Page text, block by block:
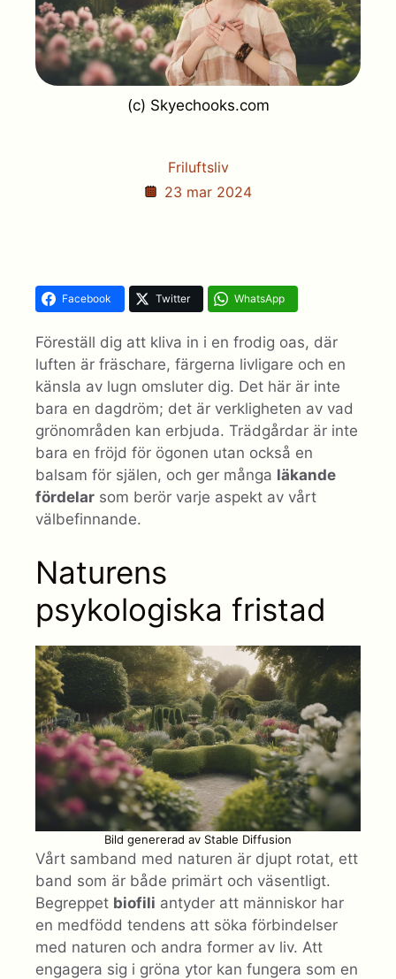
(c) Skyechooks.com
Friluftsliv
23 mar 2024
Facebook Twitter WhatsApp
Föreställ dig att kliva in i en frodig oas, där
luften är fräschare, färgerna livligare och en
känsla av lugn omsluter dig. Det här är inte
bara en dagdröm; det är verkligheten av vad
grönområden kan erbjuda. Trädgårdar är inte
bara en fröjd för ögonen utan också en
balsam för själen, och ger många läkande
fördelar som berör varje aspekt av vårt
välbefinnande.
Naturens
psykologiska fristad
Bild genererad av Stable Diffusion
Vårt samband med naturen är djupt rotat, ett
band som är både primärt och väsentligt.
Begreppet biofili antyder att människor har
en medfödd tendens att söka förbindelser
med naturen och andra former av liv. Att
engagera sig i gröna ytor kan fungera som en